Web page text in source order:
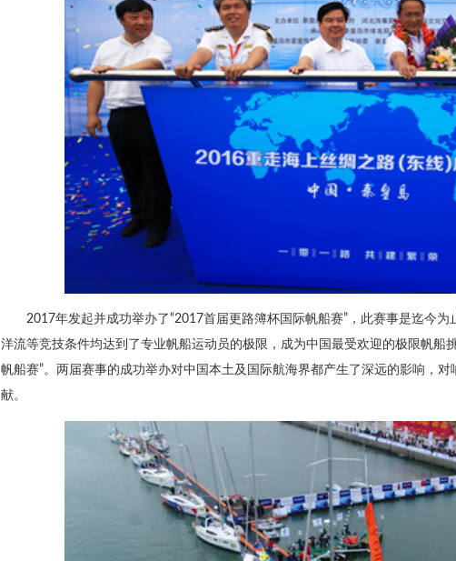
2017年发起并成功举办了“2017首届更路簿杯国际帆船赛”，此赛事是迄今
洋流等竞技条件均达到了专业帆船运动员的极限，成为中国最受欢迎的极限帆船
帆船赛”。两届赛事的成功举办对中国本土及国际航海界都产生了深远的影响，
献。